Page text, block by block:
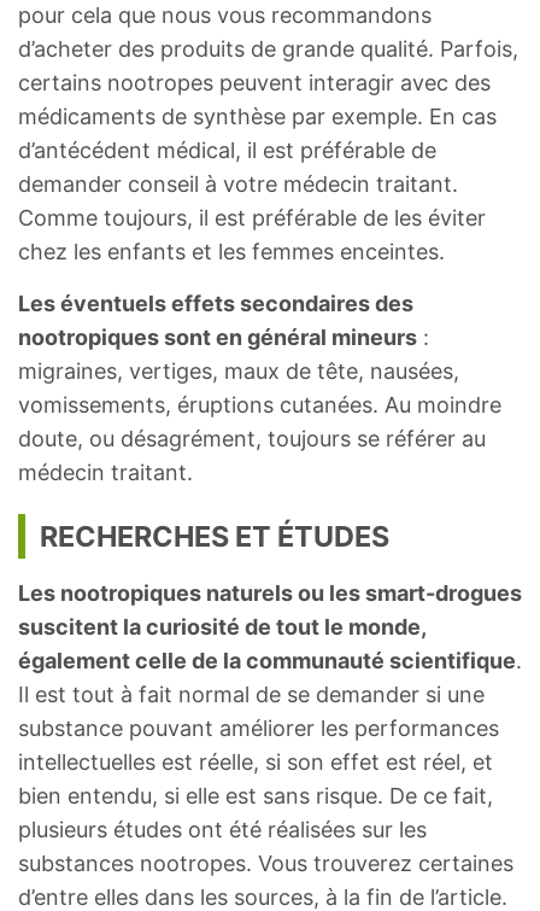
pour cela que nous vous recommandons
d’acheter des produits de grande qualité. Parfois,
certains nootropes peuvent interagir avec des
médicaments de synthèse par exemple. En cas
d’antécédent médical, il est préférable de
demander conseil à votre médecin traitant.
Comme toujours, il est préférable de les éviter
chez les enfants et les femmes enceintes.
Les éventuels effets secondaires des
nootropiques sont en général mineurs :
migraines, vertiges, maux de tête, nausées,
vomissements, éruptions cutanées. Au moindre
doute, ou désagrément, toujours se référer au
médecin traitant.
RECHERCHES ET ÉTUDES
Les nootropiques naturels ou les smart-drogues
suscitent la curiosité de tout le monde,
également celle de la communauté scientifique.
Il est tout à fait normal de se demander si une
substance pouvant améliorer les performances
intellectuelles est réelle, si son effet est réel, et
bien entendu, si elle est sans risque. De ce fait,
plusieurs études ont été réalisées sur les
substances nootropes. Vous trouverez certaines
d’entre elles dans les sources, à la fin de l’article.